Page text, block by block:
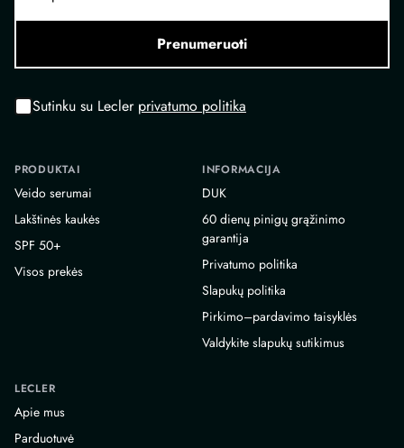
Prenumeruoti
Sutinku su Lecler privatumo politika
PRODUKTAI
Veido serumai
Lakštinės kaukės
SPF 50+
Visos prekės
LECLER
Apie mus
Parduotuvė
INFORMACIJA
DUK
60 dienų pinigų grąžinimo
garantija
Privatumo politika
Slapukų politika
Pirkimo–pardavimo taisyklės
Valdykite slapukų sutikimus